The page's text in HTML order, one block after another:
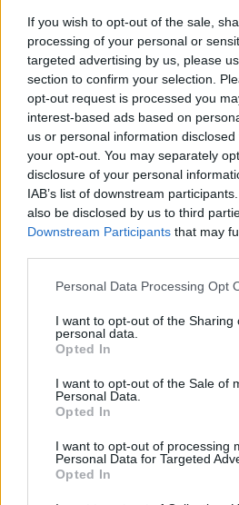
If you wish to opt-out of the sale,
processing of your personal or
targeted advertising by us, please
section to confirm your selection.
opt-out request is processed you
interest-based ads based on
us or personal information
your opt-out. You may separately
disclosure of your personal
IAB’s list of downstream
also be disclosed by us to third
Downstream Participants that may
Please note that this website/app
not limited to your visit or usage
grant or deny consent to Google
use your data for below specified
consent section.
Personal Data Processing Opt
I want to opt-out of the Sharing
personal data.
Opted In
I want to opt-out of the Sale of
Personal Data.
Opted In
I want to opt-out of processing
Personal Data for Targeted
Opted In